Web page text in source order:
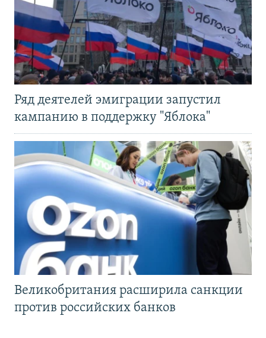
Ряд деятелей эмиграции запустил
кампанию в поддержку "Яблока"
Великобритания расширила санкции
против российских банков